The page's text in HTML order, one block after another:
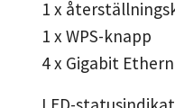
1 x
1 x WPS-knapp
4 x Gigabit